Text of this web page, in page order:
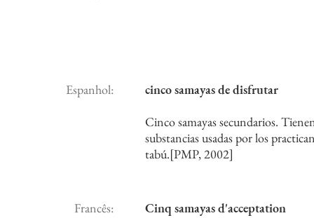
Espanhol:
cinco samayas de disfrutar
Cinco samayas secundarios.
substancias usadas por los
tabú.[PMP, 2002]
Francês:
Cinq samayas d'acceptation